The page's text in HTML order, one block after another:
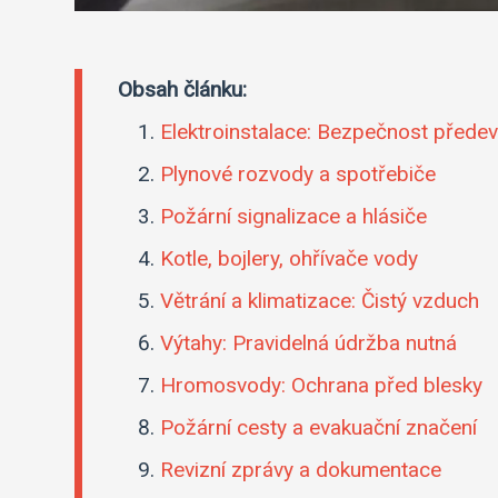
Obsah článku:
Elektroinstalace: Bezpečnost
Plynové rozvody a spotřebiče
Požární signalizace a hlásiče
Kotle, bojlery, ohřívače vody
Větrání a klimatizace: Čistý vzduch
Výtahy: Pravidelná údržba nutná
Hromosvody: Ochrana před blesky
Požární cesty a evakuační značení
Revizní zprávy a dokumentace